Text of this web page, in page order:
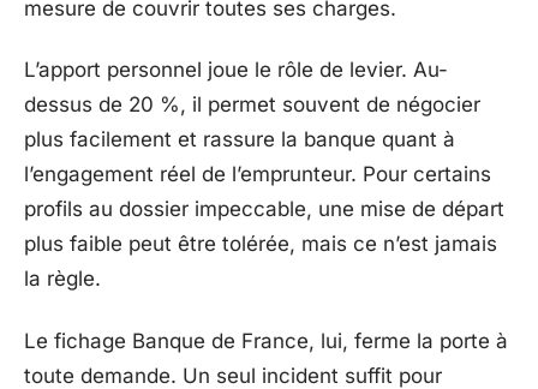
mesure de couvrir toutes ses charges.
L’apport personnel joue le rôle de levier. Au-
dessus de 20 %, il permet souvent de négocier
plus facilement et rassure la banque quant à
l’engagement réel de l’emprunteur. Pour certains
profils au dossier impeccable, une mise de départ
plus faible peut être tolérée, mais ce n’est jamais
la règle.
Le fichage Banque de France, lui, ferme la porte à
toute demande. Un seul incident suffit pour